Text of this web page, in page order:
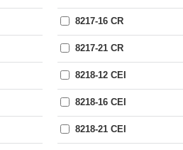
8217-16 CR
8217-21 CR
8218-12 CEI
8218-16 CEI
8218-21 CEI